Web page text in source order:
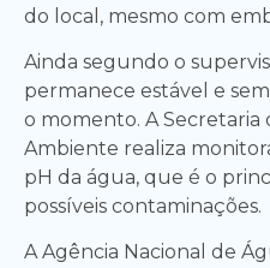
do local, mesmo com
Ainda segundo o
permanece estável e
o momento. A Secretaria
Ambiente realiza
pH da água, que é o
possíveis contaminações.
A Agência Nacional de